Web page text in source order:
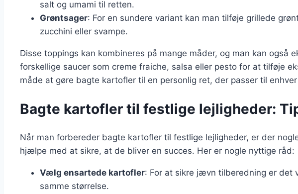
salt og umami til retten.
Grøntsager: For en sundere variant kan man tilføje grillede
zucchini eller svampe.
Disse toppings kan kombineres på mange måder, og man kan også
forskellige saucer som creme fraiche, salsa eller pesto for at tilføje
måde at gøre bagte kartofler til en personlig ret, der passer til
Bagte kartofler til festlige lejligheder:
Når man forbereder bagte kartofler til festlige lejligheder, er der
hjælpe med at sikre, at de bliver en succes. Her er nogle nyttige råd:
Vælg ensartede kartofler: For at sikre jævn tilberedning er
samme størrelse.